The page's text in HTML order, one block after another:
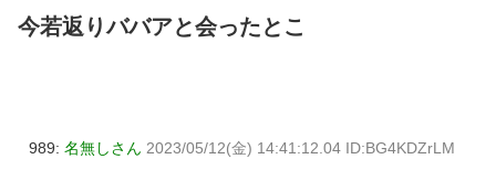
今若返りババアと会ったとこ
989: 名無しさん 2023/05/12(金) 14:41:12.04 ID:BG4KDZrLM